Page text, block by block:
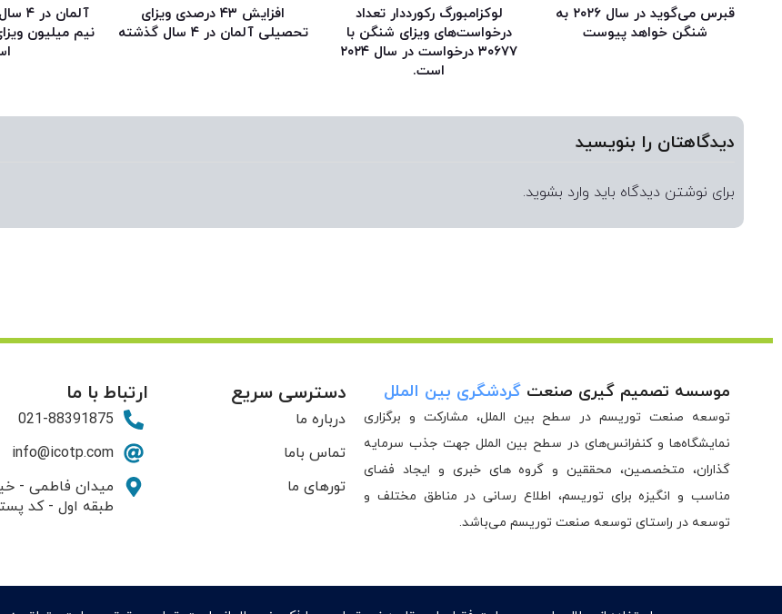
قبرس می‌گوید در سال ۲۰۲۶ به
شنگن خواهد پیوست
لوکزامبورگ رکورددار تعداد
درخواست‌های ویزای شنگن با
۳۰۶۷۷ درخواست در سال ۲۰۲۴
است.
افزایش ۴۳ درصدی ویزای
تحصیلی آلمان در ۴ سال گذشته
نیم میلیون
دیدگاهتان را بنویسید
برای نوشتن دیدگاه باید وارد بشوید.
موسسه تصمیم گیری صنعت گردشگری بین الملل
توسعه صنعت توریسم در سطح بین الملل، مشارکت و برگزاری
نمایشگاه‌ها و کنفرانس‌های در سطح بین الملل جهت جذب سرمایه
گذاران، متخصصین، محققین و گروه های خبری و ایجاد فضای
مناسب و انگیزه برای توریسم، اطلاع رسانی در مناطق مختلف و
توسعه در راستای توسعه صنعت توریسم می‌باشد.
دسترسی سریع
درباره ما
تماس باما
تورهای ما
ارتباط با ما
021-88391875
info@icotp.com
طبقه اول - کد پستی: